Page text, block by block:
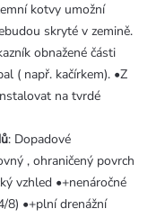
kotvy umožní
skryté v zemině.
obnažené části
( např. kačírkem). •Z
na tvrdé
: Dopadové
, ohraničený povrch
vzhled •+nenáročné
8) •+plní drenážní